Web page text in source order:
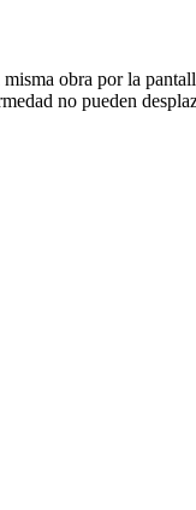
obra por la
no pueden